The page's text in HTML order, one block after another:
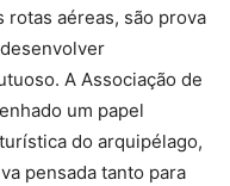
rotas aéreas, são prova
A Associação de
um papel
do arquipélago,
pensada tanto para